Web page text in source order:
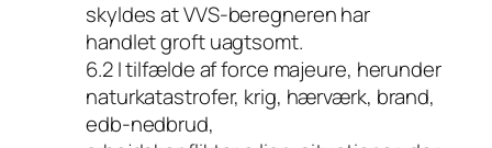
skyldes at VVS-beregneren har
handlet groft uagtsomt.
6.2 I tilfælde af force majeure, herunder
naturkatastrofer, krig, hærværk, brand,
edb-nedbrud,